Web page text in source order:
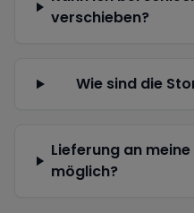
verschieben?
Wie sind die
Lieferung an
möglich?